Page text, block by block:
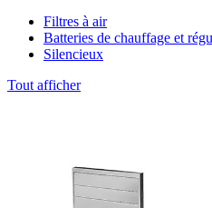
Filtres à air
Batteries de chauffage et
Silencieux
Tout afficher